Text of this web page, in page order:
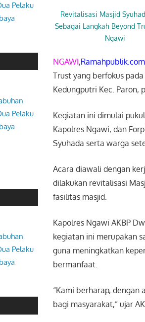
Revitalisasi Masjid
Sebagai Langkah Beyond
Ngawi
NGAWI,
Trust yang berfokus
Kedungputri Kec. Paron,
Kegiatan ini dimulai
Kapolres Ngawi, dan
Syuhada serta warga
Acara diawali dengan
dilakukan revitalisasi
fasilitas masjid.
Kapolres Ngawi AKBP
kegiatan ini merupakan
guna meningkatkan
bermanfaat.
“Kami berharap,
bagi masyarakat,” ujar
Pelaku
Pelaku
Pelaku